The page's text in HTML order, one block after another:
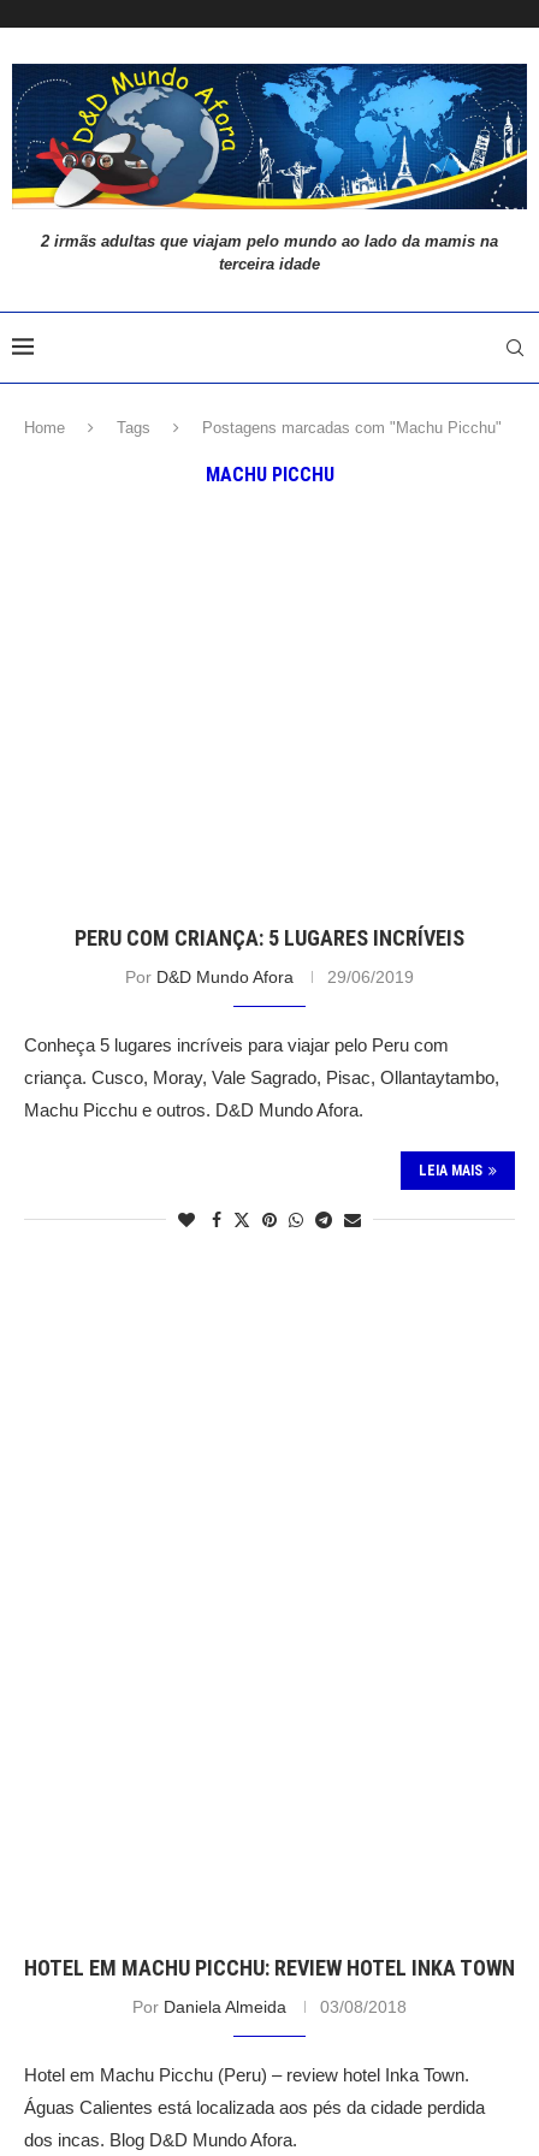
2 irmãs adultas que viajam pelo mundo ao lado da mamis na
terceira idade
Home Tags Postagens marcadas com "Machu Picchu"
MACHU PICCHU
PERU COM CRIANÇA: 5 LUGARES INCRÍVEIS
Por D&D Mundo Afora 29/06/2019
Conheça 5 lugares incríveis para viajar pelo Peru com
criança. Cusco, Moray, Vale Sagrado, Pisac, Ollantaytambo,
Machu Picchu e outros. D&D Mundo Afora.
LEIA MAIS
HOTEL EM MACHU PICCHU: REVIEW HOTEL INKA TOWN
Por Daniela Almeida 03/08/2018
Hotel em Machu Picchu (Peru) – review hotel Inka Town.
Águas Calientes está localizada aos pés da cidade perdida
dos incas. Blog D&D Mundo Afora.